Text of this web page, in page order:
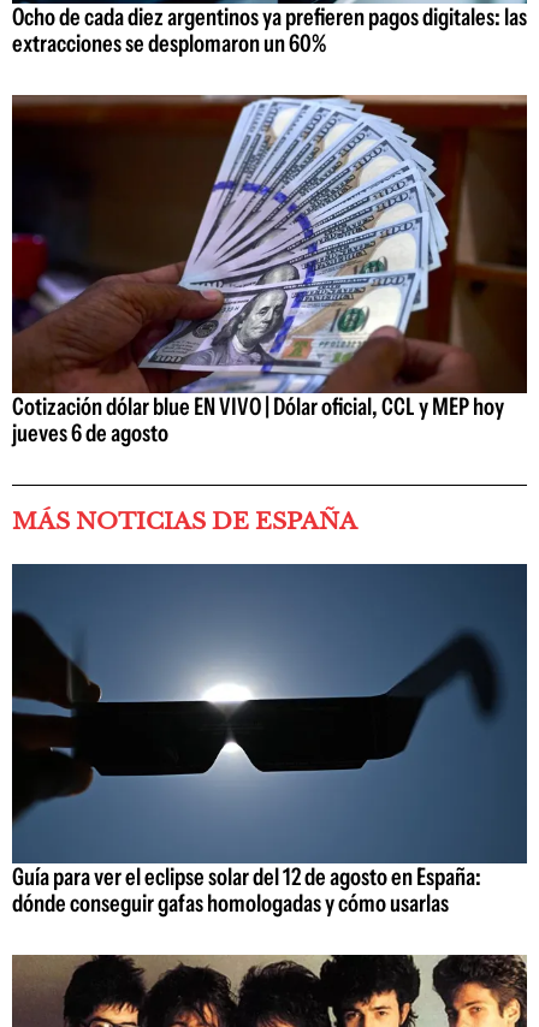
Ocho de cada diez argentinos ya prefieren pagos digitales: las
extracciones se desplomaron un 60%
Cotización dólar blue EN VIVO | Dólar oficial, CCL y MEP hoy
jueves 6 de agosto
MÁS NOTICIAS DE ESPAÑA
Guía para ver el eclipse solar del 12 de agosto en España:
dónde conseguir gafas homologadas y cómo usarlas